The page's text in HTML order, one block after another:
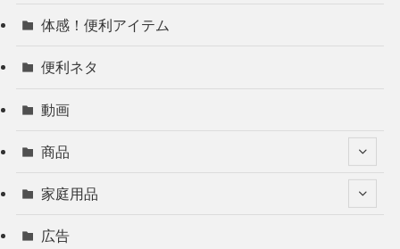
体感！便利アイテム
便利ネタ
動画
商品
家庭用品
広告